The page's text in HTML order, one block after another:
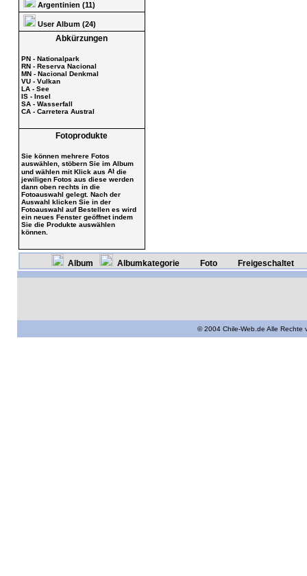
Argentinien (11)
User Album (24)
Abkürzungen
PN - Nationalpark
RN - Reserva Nacional
MN - Nacional Denkmal
VU - Vulkan
LA - See
IS - Insel
SA - Wasserfall
CA - Carretera Austral
Fotoprodukte
Sie können mehrere Fotos
auswählen, stöbern Sie im Album
und wählen mit Klick aus
die
jewiligen Fotos aus diese werden
dann oben rechts in die
Fotoauswahl gelegt. Nach der
Auswahl klicken Sie in der
Fotoauswahl auf Bestellen es wird
ein neues Fenster geöffnet indem
Sie die Produkte auswählen
können.
Album Albumkategorie Foto Freigeschaltet
© 2004 Chile-Web.de Alle Rechte